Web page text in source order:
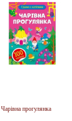
Чарівна прогулянка